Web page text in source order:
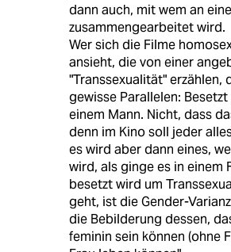
dann auch, mit wem an
zusammengearbeitet wird.
Wer sich die Filme
ansieht, die von einer
"Transsexualität" erzählen,
gewisse Parallelen:
einem Mann. Nicht, dass
denn im Kino soll jeder
es wird aber dann eines,
wird, als ginge es in einem
besetzt wird um
geht, ist die Gender-
die Bebilderung dessen,
feminin sein können (ohne